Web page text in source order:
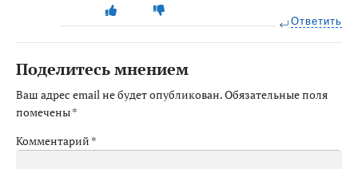
Ответить
Поделитесь мнением
Ваш адрес email не будет опубликован.Обязательные поля
помечены*
Комментарий *